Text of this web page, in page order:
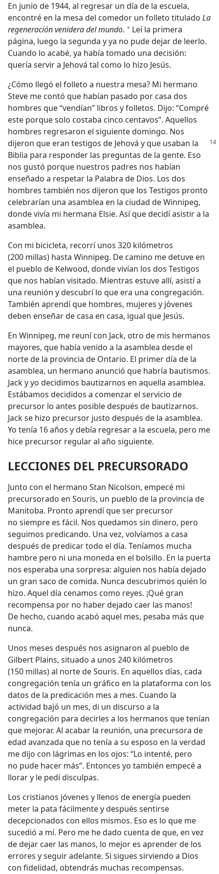
En junio de 1944, al regresar un día de la escuela,
encontré en la mesa del comedor un folleto titulado La
regeneración venidera del mundo. a Leí la primera
página, luego la segunda y ya no pude dejar de leerlo.
Cuando lo acabé, ya había tomado una decisión:
quería servir a Jehová tal como lo hizo Jesús.
¿Cómo llegó el folleto a nuestra mesa? Mi hermano
Steve me contó que habían pasado por casa dos
hombres que “vendían” libros y folletos. Dijo: “Compré
este porque solo costaba cinco centavos”. Aquellos
hombres regresaron el siguiente domingo. Nos
dijeron que eran testigos de Jehová y que usaban la
Biblia para responder las preguntas de la gente. Eso
nos gustó porque nuestros padres nos habían
enseñado a respetar la Palabra de Dios. Los dos
hombres también nos dijeron que los Testigos pronto
celebrarían una asamblea en la ciudad de Winnipeg,
donde vivía mi hermana Elsie. Así que decidí asistir a la
asamblea.
Con mi bicicleta, recorrí unos 320 kilómetros
(200 millas) hasta Winnipeg. De camino me detuve en
el pueblo de Kelwood, donde vivían los dos Testigos
que nos habían visitado. Mientras estuve allí, asistí a
una reunión y descubrí lo que era una congregación.
También aprendí que hombres, mujeres y jóvenes
deben enseñar de casa en casa, igual que Jesús.
En Winnipeg, me reuní con Jack, otro de mis hermanos
mayores, que había venido a la asamblea desde el
norte de la provincia de Ontario. El primer día de la
asamblea, un hermano anunció que habría bautismos.
Jack y yo decidimos bautizarnos en aquella asamblea.
Estábamos decididos a comenzar el servicio de
precursor lo antes posible después de bautizarnos.
Jack se hizo precursor justo después de la asamblea.
Yo tenía 16 años y debía regresar a la escuela, pero me
hice precursor regular al año siguiente.
LECCIONES DEL PRECURSORADO
Junto con el hermano Stan Nicolson, empecé mi
precursorado en Souris, un pueblo de la provincia de
Manitoba. Pronto aprendí que ser precursor
no siempre es fácil. Nos quedamos sin dinero, pero
seguimos predicando. Una vez, volvíamos a casa
después de predicar todo el día. Teníamos mucha
hambre pero ni una moneda en el bolsillo. En la puerta
nos esperaba una sorpresa: alguien nos había dejado
un gran saco de comida. Nunca descubrimos quién lo
hizo. Aquel día cenamos como reyes. ¡Qué gran
recompensa por no haber dejado caer las manos!
De hecho, cuando acabó aquel mes, pesaba más que
nunca.
Unos meses después nos asignaron al pueblo de
Gilbert Plains, situado a unos 240 kilómetros
(150 millas) al norte de Souris. En aquellos días, cada
congregación tenía un gráfico en la plataforma con los
datos de la predicación mes a mes. Cuando la
actividad bajó un mes, di un discurso a la
congregación para decirles a los hermanos que tenían
que mejorar. Al acabar la reunión, una precursora de
edad avanzada que no tenía a su esposo en la verdad
me dijo con lágrimas en los ojos: “Lo intenté, pero
no pude hacer más”. Entonces yo también empecé a
llorar y le pedí disculpas.
Los cristianos jóvenes y llenos de energía pueden
meter la pata fácilmente y después sentirse
decepcionados con ellos mismos. Eso es lo que me
sucedió a mí. Pero me he dado cuenta de que, en vez
de dejar caer las manos, lo mejor es aprender de los
errores y seguir adelante. Si sigues sirviendo a Dios
con fidelidad, obtendrás muchas recompensas.